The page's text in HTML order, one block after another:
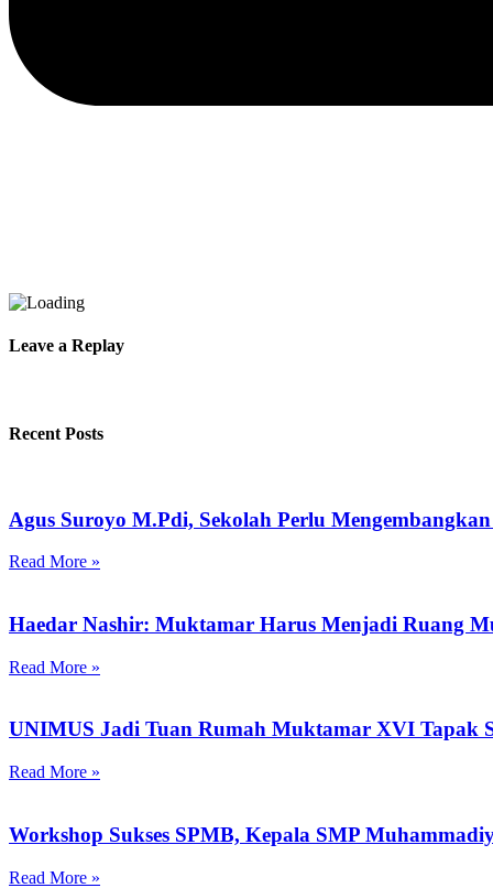
Leave a Replay
Recent Posts
Agus Suroyo M.Pdi, Sekolah Perlu
Read More »
Haedar Nashir: Muktamar Harus Menjadi Ruang
Read More »
UNIMUS Jadi Tuan Rumah Muktamar XVI Tapak
Read More »
Workshop Sukses SPMB, Kepala SMP
Read More »